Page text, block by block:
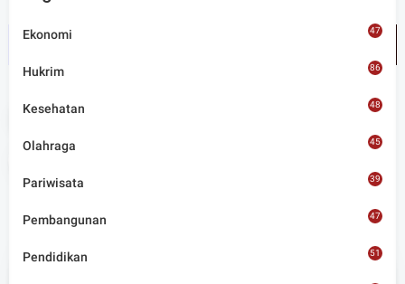
Tags
Ekonomi 47
Hukrim 86
Kesehatan 48
Olahraga 45
Pariwisata 39
Pembangunan 47
Pendidikan 51